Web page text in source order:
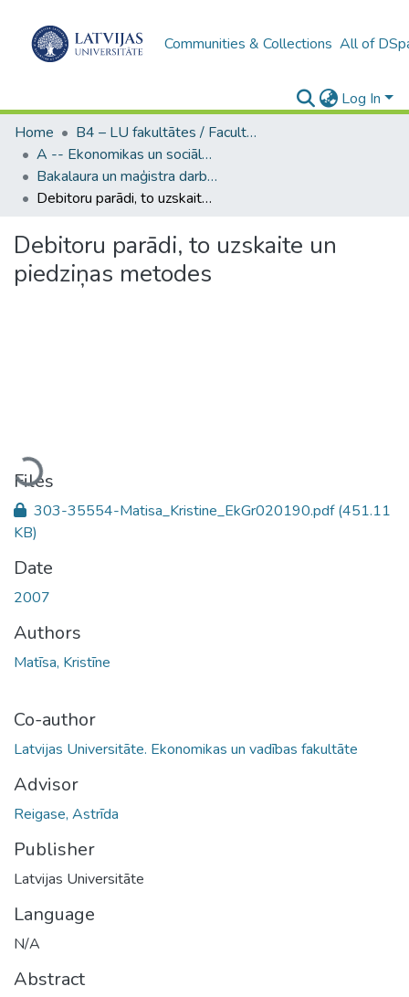
Communities & Collections All of
Log In
Home
B4 – LU fakultātes / Faculties of the UL
A -- Ekonomikas un sociālo zinātņu fakultāte / Faculty of Economics and Social Sciences
Bakalaura un maģistra darbi (ESZF) / Bachelor's and Master's theses
Debitoru parādi, to uzskaite un piedziņas metodes
Debitoru parādi, to uzskaite un
piedziņas metodes
Loading...
Files
303-35554-Matisa_Kristine_EkGr020190.pdf(451.11
KB)
Date
2007
Authors
Matīsa, Kristīne
Co-author
Latvijas Universitāte. Ekonomikas un vadības fakultāte
Advisor
Reigase, Astrīda
Publisher
Latvijas Universitāte
Language
N/A
Abstract